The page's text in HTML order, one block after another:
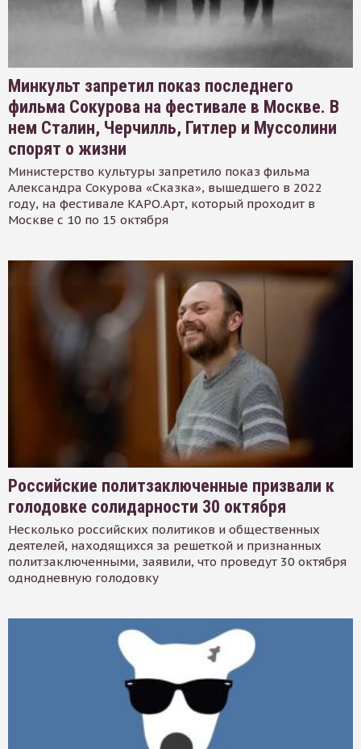
Минкульт запретил показ последнего
фильма Сокурова на фестивале в Москве. В
нем Сталин, Черчилль, Гитлер и Муссолини
спорят о жизни
Министерство культуры запретило показ фильма
Александра Сокурова «Сказка», вышедшего в 2022
году, на фестивале КАРО.Арт, который проходит в
Москве с 10 по 15 октября
Российские политзаключенные призвали к
голодовке солидарности 30 октября
Несколько российских политиков и общественных
деятелей, находящихся за решеткой и признанных
политзаключенными, заявили, что проведут 30 октября
однодневную голодовку